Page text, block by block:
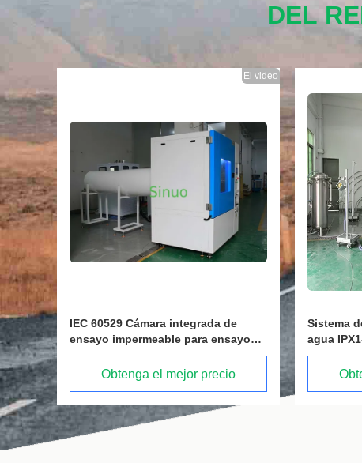
DEL
El video
Sistema de ensayo de resistencia al
agua IPX1-IPX8 completo para el
cumplimiento de la norma IEC 60529
Obtenga el mejor precio
Detector
de la